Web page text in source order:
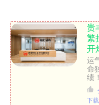
贵
繁
开
运
命
绩
味
下
下